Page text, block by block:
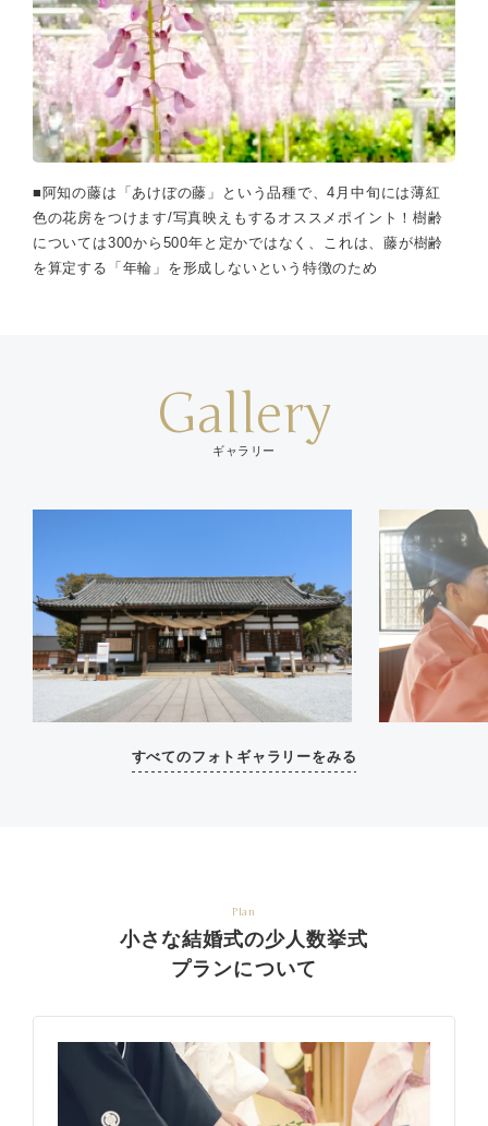
■阿知の藤は「あけぼの藤」という品種で、4月中旬には薄紅
色の花房をつけます/写真映えもするオススメポイント！樹齢
については300から500年と定かではなく、これは、藤が樹齢
を算定する「年輪」を形成しないという特徴のため
Gallery
ギャラリー
すべてのフォトギャラリーをみる
Plan
小さな結婚式の少人数挙式
プランについて